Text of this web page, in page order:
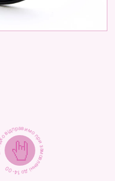
при замовленні до 14-00